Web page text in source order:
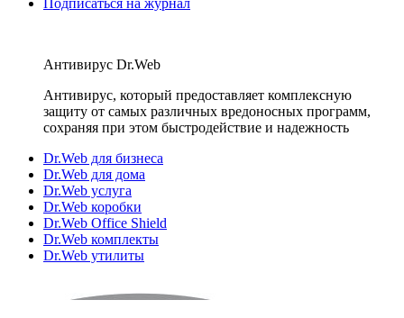
Подписаться на журнал
Антивирус Dr.Web
Антивирус, который предоставляет комплексную
защиту от самых различных вредоносных программ,
сохраняя при этом быстродействие и надежность
Dr.Web для бизнеса
Dr.Web для дома
Dr.Web услуга
Dr.Web коробки
Dr.Web Office Shield
Dr.Web комплекты
Dr.Web утилиты